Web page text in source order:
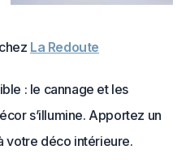
La Redoute
: le cannage et les
s’illumine. Apportez un
votre déco intérieure.